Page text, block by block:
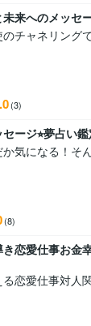
来へのメッセ
チャネリング
(3)
ージ⭐︎夢占い
気になる！そ
(8)
恋愛仕事お金
恋愛仕事対人